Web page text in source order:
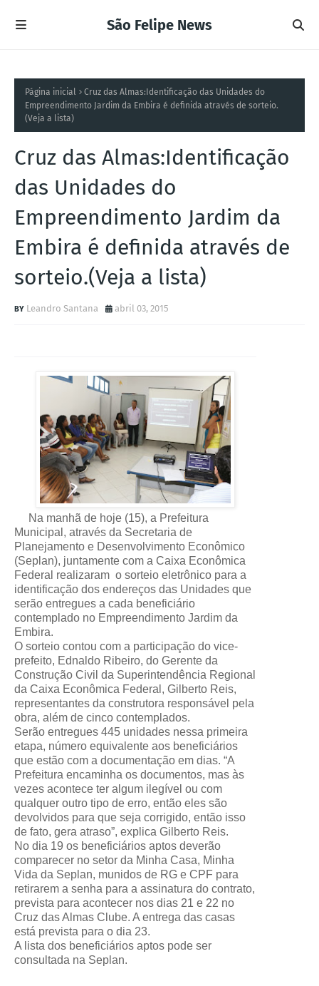
São Felipe News
Página inicial
Cruz das Almas:Identificação das Unidades do
Empreendimento Jardim da Embira é definida através de sorteio.
(Veja a lista)
Cruz das Almas:Identificação
das Unidades do
Empreendimento Jardim da
Embira é definida através de
sorteio.(Veja a lista)
Leandro Santana abril 03, 2015
Na manhã de hoje (15), a Prefeitura
Municipal, através da Secretaria de
Planejamento e Desenvolvimento Econômico
(Seplan), juntamente com a Caixa Econômica
Federal realizaram o sorteio eletrônico para a
identificação dos endereços das Unidades que
serão entregues a cada beneficiário
contemplado no Empreendimento Jardim da
Embira.
O sorteio contou com a participação do vice-
prefeito, Ednaldo Ribeiro, do Gerente da
Construção Civil da Superintendência Regional
da Caixa Econômica Federal, Gilberto Reis,
representantes da construtora responsável pela
obra, além de cinco contemplados.
Serão entregues 445 unidades nessa primeira
etapa, número equivalente aos beneficiários
que estão com a documentação em dias. “A
Prefeitura encaminha os documentos, mas às
vezes acontece ter algum ilegível ou com
qualquer outro tipo de erro, então eles são
devolvidos para que seja corrigido, então isso
de fato, gera atraso”, explica Gilberto Reis.
No dia 19 os beneficiários aptos deverão
comparecer no setor da Minha Casa, Minha
Vida da Seplan, munidos de RG e CPF para
retirarem a senha para a assinatura do contrato,
prevista para acontecer nos dias 21 e 22 no
Cruz das Almas Clube. A entrega das casas
está prevista para o dia 23.
A lista dos beneficiários aptos pode ser
consultada na Seplan.